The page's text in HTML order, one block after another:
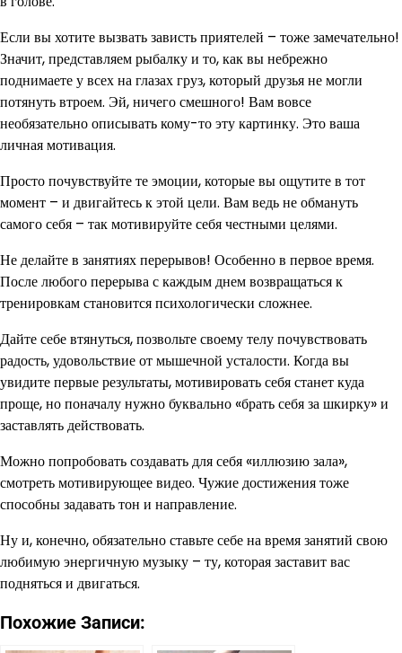
Если вы хотите вызвать зависть приятелей – тоже замечательно!
Значит, представляем рыбалку и то, как вы небрежно
поднимаете у всех на глазах груз, который друзья не могли
потянуть втроем. Эй, ничего смешного! Вам вовсе
необязательно описывать кому-то эту картинку. Это ваша
личная мотивация.
Просто почувствуйте те эмоции, которые вы ощутите в тот
момент – и двигайтесь к этой цели. Вам ведь не обмануть
самого себя – так мотивируйте себя честными целями.
Не делайте в занятиях перерывов! Особенно в первое время.
После любого перерыва с каждым днем возвращаться к
тренировкам становится психологически сложнее.
Дайте себе втянуться, позвольте своему телу почувствовать
радость, удовольствие от мышечной усталости. Когда вы
увидите первые результаты, мотивировать себя станет куда
проще, но поначалу нужно буквально «брать себя за шкирку» и
заставлять действовать.
Можно попробовать создавать для себя «иллюзию зала»,
смотреть мотивирующее видео. Чужие достижения тоже
способны задавать тон и направление.
Ну и, конечно, обязательно ставьте себе на время занятий свою
любимую энергичную музыку – ту, которая заставит вас
подняться и двигаться.
Похожие Записи: